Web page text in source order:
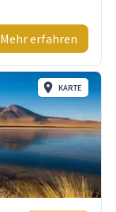
Mehr erfahren
KARTE